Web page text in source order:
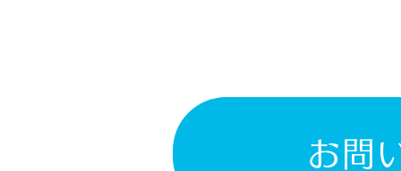
お問